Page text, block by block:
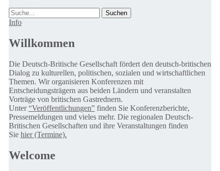
Suche
Info
Willkommen
Die Deutsch-Britische Gesellschaft fördert den deutsch-britischen
Dialog zu kulturellen, politischen, sozialen und wirtschaftlichen
Themen. Wir organisieren Konferenzen mit
Entscheidungsträgern aus beiden Ländern und veranstalten
Vorträge von britischen Gastrednern.
Unter“Veröffentlichungen” finden Sie Konferenzberichte,
Pressemeldungen und vieles mehr. Die regionalen Deutsch-
Britischen Gesellschaften und ihre Veranstaltungen finden
Sie hier (Termine).
Welcome